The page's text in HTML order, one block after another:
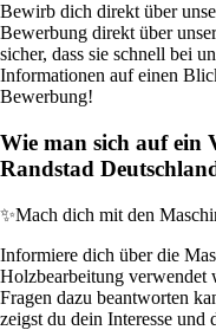
Bewirb dich direkt über
Bewerbung direkt über
sicher, dass sie schnell bei
Informationen auf einen
Bewerbung!
Wie man sich auf ein
Randstad
✨Mach dich mit den
Informiere dich über die
Holzbearbeitung verwendet
Fragen dazu beantworten
zeigst du dein Interesse und